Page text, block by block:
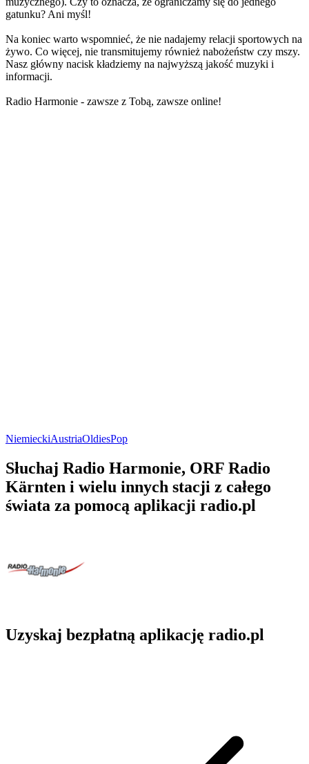
gatunku? Ani myśl!
Na koniec warto wspomnieć, że nie nadajemy relacji sportowych na
żywo. Co więcej, nie transmitujemy również nabożeństw czy mszy.
Nasz główny nacisk kładziemy na najwyższą jakość muzyki i
informacji.
Radio Harmonie - zawsze z Tobą, zawsze online!
NiemieckiAustriaOldiesPop
Słuchaj Radio Harmonie, ORF Radio
Kärnten i wielu innych stacji z całego
świata za pomocą aplikacji radio.pl
Uzyskaj bezpłatną aplikację radio.pl